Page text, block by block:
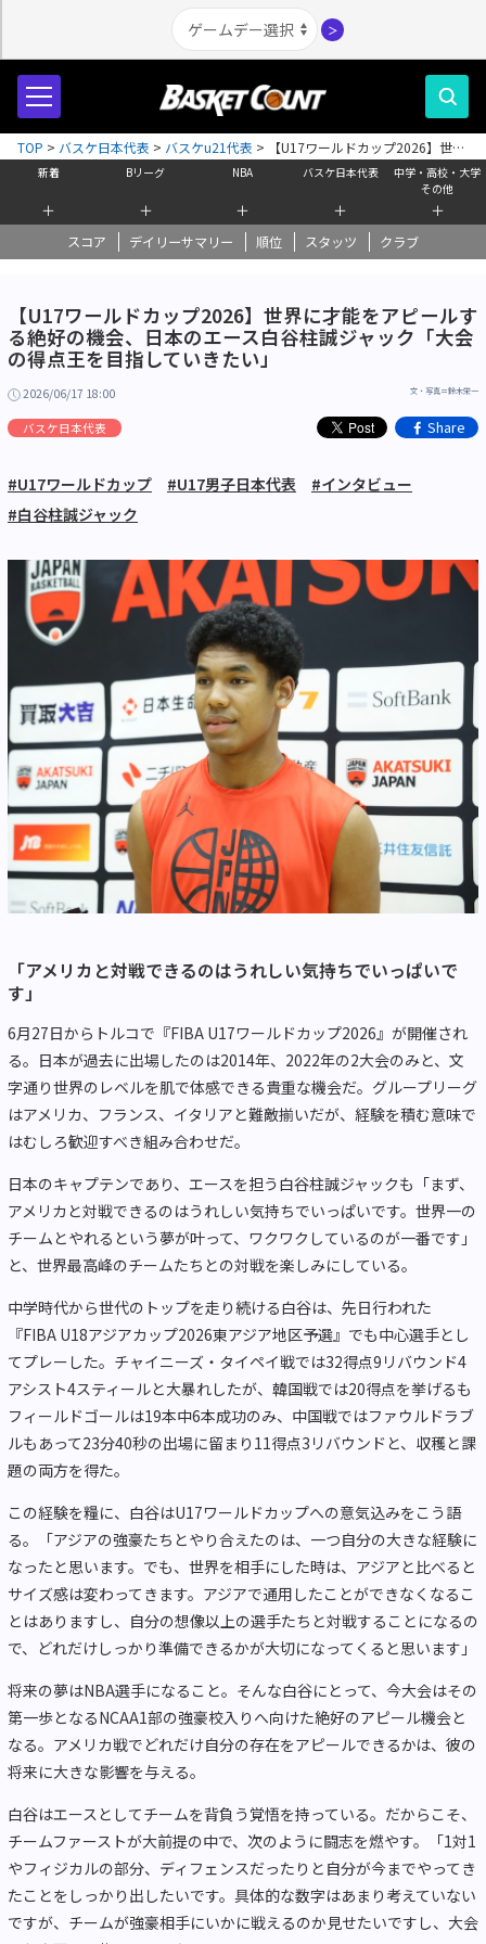
＞
新着
＋
Bリーグ
＋
NBA
＋
バスケ日本代表
＋
中学・高校・大学
その他
＋
スコア デイリーサマリー 順位 スタッツ クラブ
TOP > バスケ日本代表 > バスケu21代表 >
【U17ワールドカップ2026】世界
に才能をアピールする絶好の機会、日本のエース白谷柱誠ジャック「大会の
得点王を目指していきたい」
【U17ワールドカップ2026】世界に才能をアピールす
る絶好の機会、日本のエース白谷柱誠ジャック「大会
の得点王を目指していきたい」
2026/06/17 18:00 文・写真＝鈴木栄一
バスケ日本代表 Share
#U17ワールドカップ #U17男子日本代表
#インタビュー
#白谷柱誠ジャック
「アメリカと対戦できるのはうれしい気持ちでいっぱいで
す」
6月27日からトルコで『FIBA U17ワールドカップ2026』が開催され
る。日本が過去に出場したのは2014年、2022年の2大会のみと、文
字通り世界のレベルを肌で体感できる貴重な機会だ。グループリーグ
はアメリカ、フランス、イタリアと難敵揃いだが、経験を積む意味で
はむしろ歓迎すべき組み合わせだ。
日本のキャプテンであり、エースを担う白谷柱誠ジャックも「まず、
アメリカと対戦できるのはうれしい気持ちでいっぱいです。世界一の
チームとやれるという夢が叶って、ワクワクしているのが一番です」
と、世界最高峰のチームたちとの対戦を楽しみにしている。
中学時代から世代のトップを走り続ける白谷は、先日行われた
『FIBA U18アジアカップ2026東アジア地区予選』でも中心選手とし
てプレーした。チャイニーズ・タイペイ戦では32得点9リバウンド4
アシスト4スティールと大暴れしたが、韓国戦では20得点を挙げるも
フィールドゴールは19本中6本成功のみ、中国戦ではファウルドラブ
ルもあって23分40秒の出場に留まり11得点3リバウンドと、収穫と課
題の両方を得た。
この経験を糧に、白谷はU17ワールドカップへの意気込みをこう語
る。「アジアの強豪たちとやり合えたのは、一つ自分の大きな経験に
なったと思います。でも、世界を相手にした時は、アジアと比べると
サイズ感は変わってきます。アジアで通用したことができなくなるこ
とはありますし、自分の想像以上の選手たちと対戦することになるの
で、どれだけしっかり準備できるかが大切になってくると思います」
将来の夢はNBA選手になること。そんな白谷にとって、今大会はその
第一歩となるNCAA1部の強豪校入りへ向けた絶好のアピール機会と
なる。アメリカ戦でどれだけ自分の存在をアピールできるかは、彼の
将来に大きな影響を与える。
白谷はエースとしてチームを背負う覚悟を持っている。だからこそ、
チームファーストが大前提の中で、次のように闘志を燃やす。「1対1
やフィジカルの部分、ディフェンスだったりと自分が今までやってき
たことをしっかり出したいです。具体的な数字はあまり考えていない
ですが、チームが強豪相手にいかに戦えるのか見せたいですし、大会